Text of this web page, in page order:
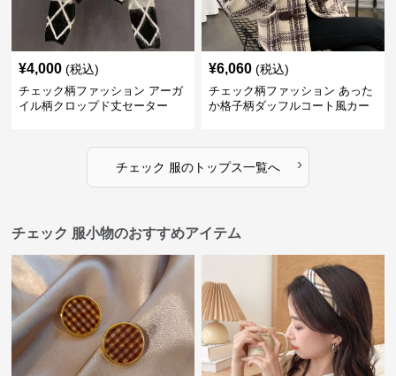
¥4,000 (税込)
チェック柄ファッション アーガ
イル柄クロップド丈セーター
¥6,060 (税込)
チェック柄ファッション あった
か格子柄ダッフルコート風カー
チェック 服のトップス一覧へ ›
チェック 服小物のおすすめアイテム